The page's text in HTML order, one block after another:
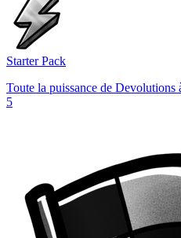
Starter Pack
Toute la puissance de
5